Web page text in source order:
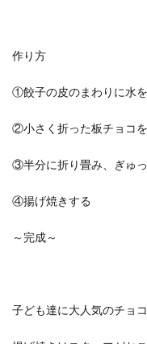
作り方
①餃子の皮のまわりに水
②小さく折った板チョコ
③半分に折り畳み、ぎゅ
④揚げ焼きする
～完成～
子ども達に大人気のチョ